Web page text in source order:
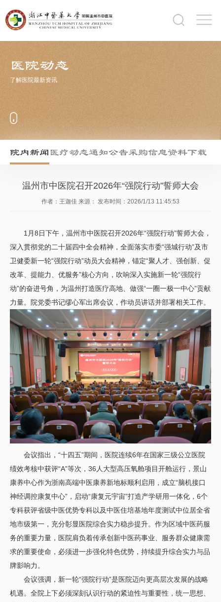
医院动态
了解医院最新资讯
院内新闻 医疗动态通知公告采购信息资料下载
温州市中医院召开2026年“强院行动”誓师大会
作者：王迦佳 来源： 发布时间：2026/1/13 11:45:53
1月8日下午，温州市中医院召开2026年“强院行动”誓师大会，
深入贯彻党的二十届四中全会精神，全面落实市委“强城行动”及市
卫健委新一轮“强院行动”动员大会精神，锚定“聚人才、强创新、促
改革、提能力、优服务”核心方向，吹响深入实施新一轮“强院行
动”的奋进号角，为温州打造医疗高地、做强“一圈一极一中心”贡献
力量。院党委书记缪心军出席会议，作动员讲话并部署相关工作。
会议指出，“十四五”期间，医院连续6年在国家三级公立医院
绩效考核中获评“A”等次，36人大型高压氧舱项目开舱运行，景山
康养中心作为浙南高端中医康养新地标顺利启用，成立“脑机接口
神经调控康复中心”，启动“康复元宇宙”打造产学研用一体化，6个
专科获评省级中医优势专科以及中医住培基地年度测试中位居全省
地市级第一，充分彰显医院综合实力稳步提升。作为区域中医药服
务的重要力量，医院肩负着传承创新中医药事业、服务群众健康需
求的重要使命，必须进一步强化特色优势，持续提升综合实力与品
牌影响力。
会议强调，新一轮“强院行动”是医院迈向更高层次发展的战略
机遇。全院上下必须深刻认识行动的紧迫性与重要性，统一思想、